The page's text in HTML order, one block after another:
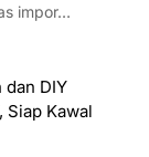
impor…